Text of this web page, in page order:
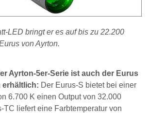
LED bringt er es auf bis zu 22.200
von Ayrton.
Ayrton-5er-Serie ist auch der Eurus
erhältlich: Der Eurus-S bietet bei einer
6.700 K einen Output von 32.000
TC liefert eine Farbtemperatur von